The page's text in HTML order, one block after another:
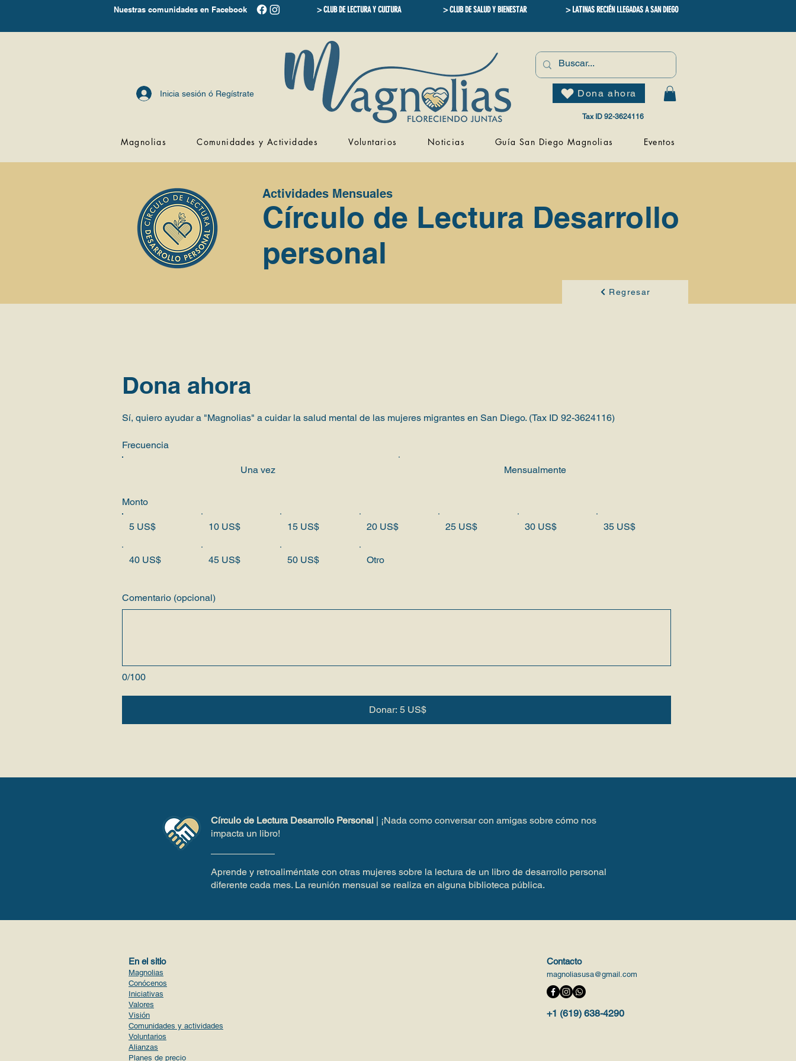
Nuestras comunidades en Facebook > CLUB DE LECTURA Y CULTURA > CLUB DE SALUD Y BIENESTAR > LATINAS RECIÉN LLEGADAS A SAN DIEGO
Inicia sesión ó Regístrate Dona ahora
Tax ID 92-3624116
Magnolias Comunidades y Actividades Voluntarios Noticias Guía San Diego Magnolias Eventos
​Círculo de Lectura Desarrollo
personal
Actividades Mensuales
Regresar
Dona ahora
Sí, quiero ayudar a "Magnolias" a cuidar la salud mental de las mujeres migrantes en San Diego. (Tax ID 92-3624116)
Frecuencia
Una vez Mensualmente
Monto
5 US$ 10 US$ 15 US$ 20 US$ 25 US$ 30 US$ 35 US$
40 US$ 45 US$ 50 US$ Otro
0/100
Comentario (opcional)
Donar: 5 US$
Círculo de Lectura Desarrollo Personal | ¡Nada como conversar con amigas sobre cómo nos
impacta un libro!
Aprende y retroaliméntate con otras mujeres sobre la lectura de un libro de desarrollo personal
diferente cada mes. La reunión mensual se realiza en alguna biblioteca pública.
En el sitio
Magnolias
Conócenos
Iniciativas
Valores
Visión
Comunidades y actividades
Voluntarios
Alianzas
Planes de precio
Contacto
magnoliasusa@gmail.com
+1 (619) 638-4290